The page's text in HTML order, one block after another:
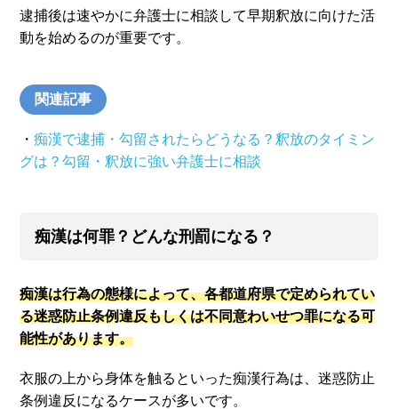
逮捕後は速やかに弁護士に相談して早期釈放に向けた活
動を始めるのが重要です。
関連記事
・痴漢で逮捕・勾留されたらどうなる？釈放のタイミン
グは？勾留・釈放に強い弁護士に相談
痴漢は何罪？どんな刑罰になる？
痴漢は行為の態様によって、各都道府県で定められてい
る迷惑防止条例違反もしくは不同意わいせつ罪になる可
能性があります。
衣服の上から身体を触るといった痴漢行為は、迷惑防止
条例違反になるケースが多いです。